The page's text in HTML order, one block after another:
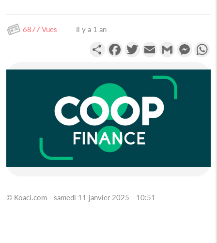
6877 Vues Il y a 1 an
PartagerFacebookTwitterEmail Gmail
© Koaci.com - samedi 11 janvier 2025 - 10:51